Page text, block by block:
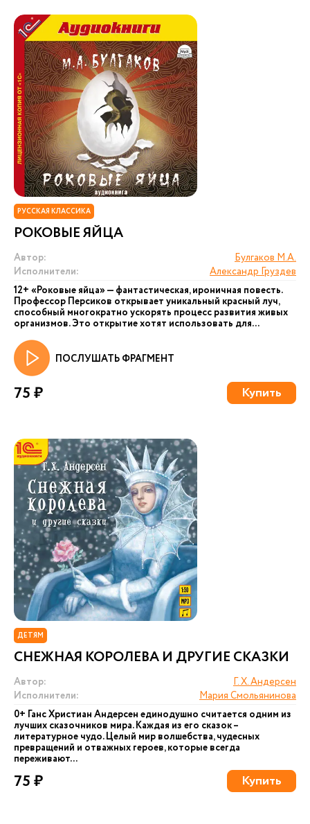
РУССКАЯ КЛАССИКА
РОКОВЫЕ ЯЙЦА
Автор:
Булгаков М.А.
Исполнители:
Александр Груздев
12+ «Роковые яйца» — фантастическая, ироничная повесть.
Профессор Персиков открывает уникальный красный луч,
способный многократно ускорять процесс развития живых
организмов. Это открытие хотят использовать для...
ПОСЛУШАТЬ ФРАГМЕНТ
75 ₽ Купить
ДЕТЯМ
СНЕЖНАЯ КОРОЛЕВА И ДРУГИЕ СКАЗКИ
Автор:
Г. Х. Андерсен
Исполнители:
Мария Смольянинова
0+ Ганс Христиан Андерсен единодушно считается одним из
лучших сказочников мира. Каждая из его сказок –
литературное чудо. Целый мир волшебства, чудесных
превращений и отважных героев, которые всегда
переживают...
75 ₽ Купить